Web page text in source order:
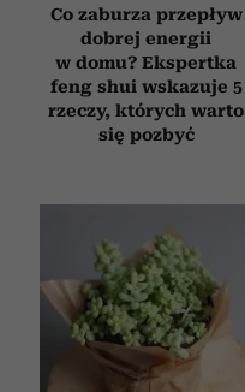
Co zaburza przepływ
dobrej energii
w domu? Ekspertka
feng shui wskazuje 5
rzeczy, których warto
się pozbyć